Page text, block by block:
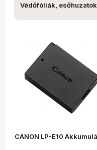
Védőfóliák,
CANON LP-E10